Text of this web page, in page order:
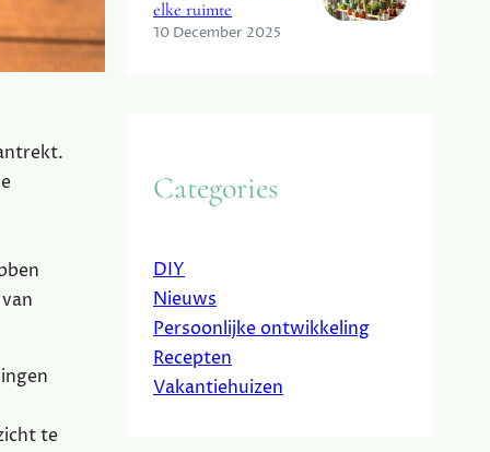
te
elke ruimte
10 December 2025
Categories
DIY
Nieuws
Persoonlijke ontwikkeling
Recepten
Vakantiehuizen